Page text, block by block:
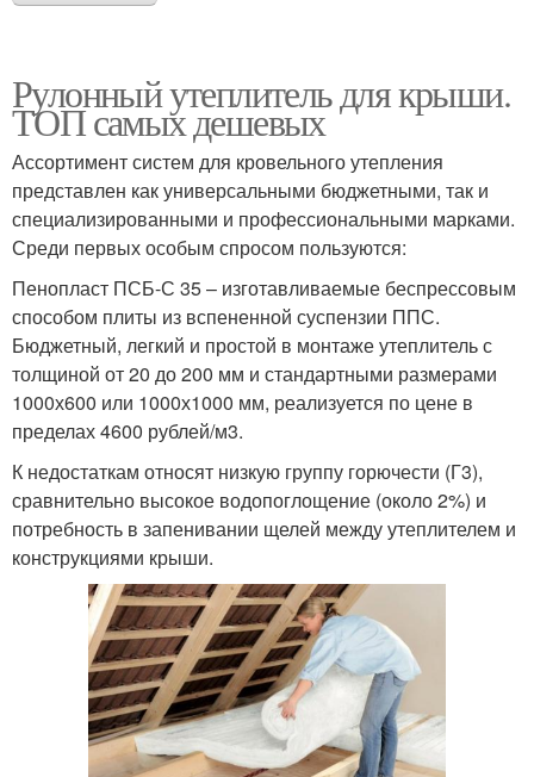
Рулонный утеплитель для крыши.
ТОП самых дешевых
Ассортимент систем для кровельного утепления
представлен как универсальными бюджетными, так и
специализированными и профессиональными марками.
Среди первых особым спросом пользуются:
Пенопласт ПСБ-С 35 – изготавливаемые беспрессовым
способом плиты из вспененной суспензии ППС.
Бюджетный, легкий и простой в монтаже утеплитель с
толщиной от 20 до 200 мм и стандартными размерами
1000х600 или 1000х1000 мм, реализуется по цене в
пределах 4600 рублей/м3.
К недостаткам относят низкую группу горючести (Г3),
сравнительно высокое водопоглощение (около 2%) и
потребность в запенивании щелей между утеплителем и
конструкциями крыши.